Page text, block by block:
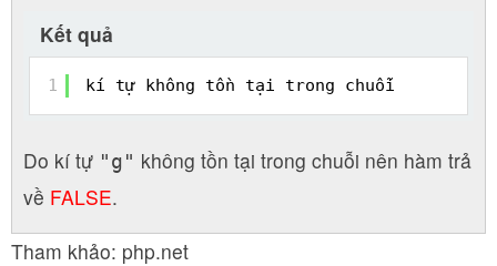
Kết quả
1 kí tự không tồn tại trong chuỗi
Do kí tự "g" không tồn tại trong chuỗi nên hàm trả
về FALSE.
Tham khảo: php.net